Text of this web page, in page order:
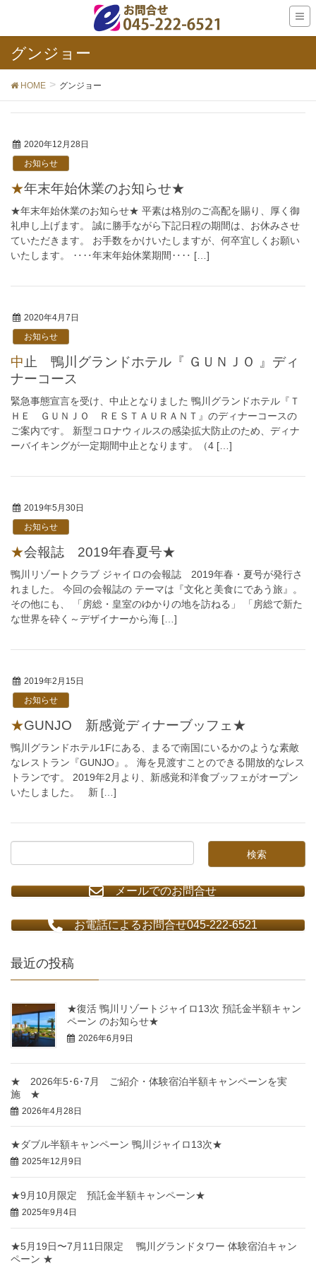
グンジョー
HOME グンジョー
2020年12月28日
お知らせ
★年末年始休業のお知らせ★
★年末年始休業のお知らせ★ 平素は格別のご高配を賜り、厚く御
礼申し上げます。 誠に勝手ながら下記日程の期間は、お休みさせ
ていただきます。 お手数をかけいたしますが、何卒宜しくお願い
いたします。 ‥‥年末年始休業期間‥‥ […]
2020年4月7日
お知らせ
中止 鴨川グランドホテル『 ＧＵＮＪＯ 』ディ
ナーコース
緊急事態宣言を受け、中止となりました 鴨川グランドホテル『Ｔ
ＨＥ ＧＵＮＪＯ ＲＥＳＴＡＵＲＡＮＴ』のディナーコースの
ご案内です。 新型コロナウィルスの感染拡大防止のため、ディナ
ーバイキングが一定期間中止となります。（4 […]
2019年5月30日
お知らせ
★会報誌 2019年春夏号★
鴨川リゾートクラブ ジャイロの会報誌 2019年春・夏号が発行さ
れました。 今回の会報誌の テーマは『文化と美食にであう旅』。
その他にも、 「房総・皇室のゆかりの地を訪ねる」 「房総で新た
な世界を砕く～デザイナーから海 […]
2019年2月15日
お知らせ
★GUNJO 新感覚ディナーブッフェ★
鴨川グランドホテル1Fにある、まるで南国にいるかのような素敵
なレストラン『GUNJO』。 海を見渡すことのできる開放的なレス
トランです。 2019年2月より、新感覚和洋食ブッフェがオープン
いたしました。 新 […]
メールでのお問合せ
お電話によるお問合せ045-222-6521
最近の投稿
★復活 鴨川リゾートジャイロ13次 預託金半額キャン
ペーン のお知らせ★
2026年6月9日
★ 2026年5･6･7月 ご紹介・体験宿泊半額キャンペーンを実
施 ★
2026年4月28日
★ダブル半額キャンペーン 鴨川ジャイロ13次★
2025年12月9日
★9月10月限定 預託金半額キャンペーン★
2025年9月4日
★5月19日〜7月11日限定 鴨川グランドタワー 体験宿泊キャン
ペーン ★